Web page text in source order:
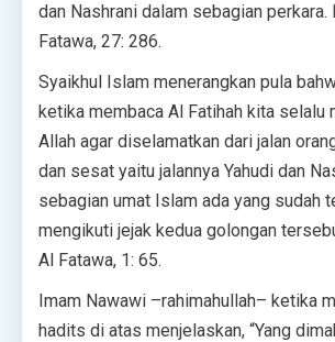
dan Nashrani dalam sebagian perkara.
Fatawa, 27: 286.
Syaikhul Islam menerangkan pula
ketika membaca Al Fatihah kita selalu
Allah agar diselamatkan dari jalan
dan sesat yaitu jalannya Yahudi dan
sebagian umat Islam ada yang sudah
mengikuti jejak kedua golongan
Al Fatawa, 1: 65.
Imam Nawawi –rahimahullah– ketika
hadits di atas menjelaskan, “Yang